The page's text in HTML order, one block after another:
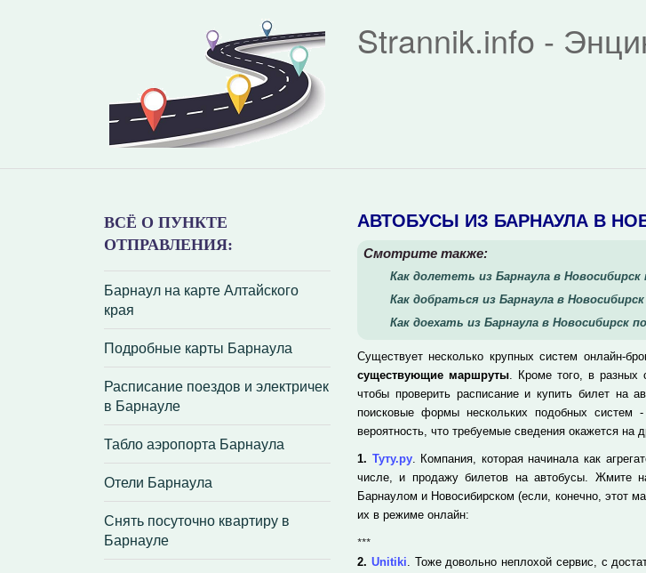
Strannik.info -
ВСЁ О ПУНКТЕ
ОТПРАВЛЕНИЯ:
Барнаул на карте Алтайского
края
Подробные карты Барнаула
Расписание поездов и электричек
в Барнауле
Табло аэропорта Барнаула
Отели Барнаула
Снять посуточно квартиру в
Барнауле
АВТОБУСЫ ИЗ БАРНАУЛА В
Смотрите также:
Как долететь из Барнаула в Новосибирск
Как добраться из Барнаула в Новосибирск
Как доехать из Барнаула в Новосибирск
Существует несколько крупных систем онлайн-
существующие маршруты. Кроме того, в разных
чтобы проверить расписание и купить билет на
поисковые формы нескольких подобных систем
вероятность, что требуемые сведения окажется на
1. Туту.ру. Компания, которая начинала как
числе, и продажу билетов на автобусы. Жмите
Барнаулом и Новосибирском (если, конечно, этот
их в режиме онлайн:
***
2. Unitiki. Тоже довольно неплохой сервис, с